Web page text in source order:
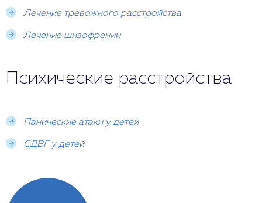
Лечение тревожного расстройства
Лечение шизофрении
Психические расстройства
Панические атаки у детей
СДВГ у детей